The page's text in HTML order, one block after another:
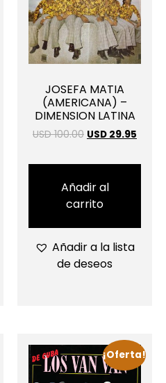
JOSEFA MATIA
(AMERICANA) –
DIMENSION LATINA
USD 100.00 USD 29.95
Añadir al
carrito
Añadir a la lista
de deseos
¡Oferta!